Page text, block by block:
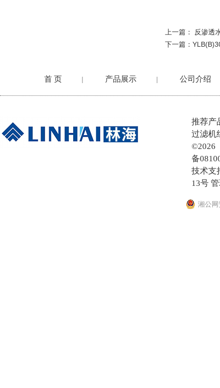
上一篇：
反渗透
下一篇：
首 页 | 产品展示 | 公司介绍
推荐产
过滤机
©2026
备
技术支
13号
湘公